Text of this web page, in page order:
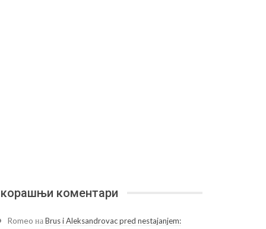
коментари
Romeo наBrus i Aleksandrovac pred nestajanjem: